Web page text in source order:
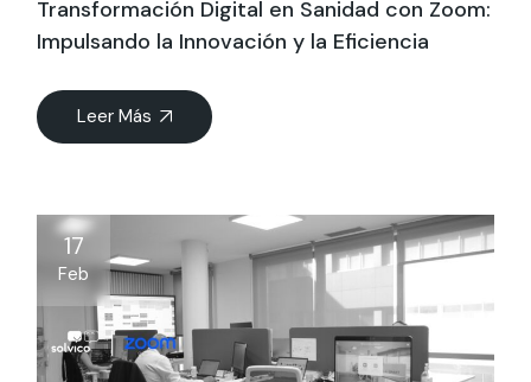
Transformación Digital en Sanidad con Zoom:
Impulsando la Innovación y la Eficiencia
Leer Más
17
Feb